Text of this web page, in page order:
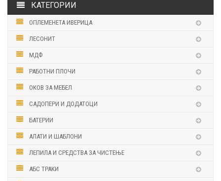
КАТЕГОРИИ
ОПЛЕМЕНЕТА ИВЕРИЦА
ЛЕСОНИТ
МДФ
РАБОТНИ ПЛОЧИ
ОКОВ ЗА МЕБЕЛ
САДОПЕРИ И ДОДАТОЦИ
БАТЕРИИ
АЛАТИ И ШАБЛОНИ
ЛЕПИЛА И СРЕДСТВА ЗА ЧИСТЕЊЕ
АБС ТРАКИ